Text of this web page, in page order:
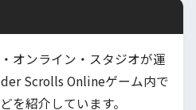
オンライン・スタジオが運
Scrolls Onlineゲーム内で
を紹介しています。